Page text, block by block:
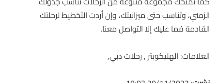
الزمني، وتناسب حتى ميزانيتك، وإن أردت التخطيط لرحلتك
القادمة فما عليك إلا التواصل معنا.
العلامات: الهليكوبتر , رحلات دبي,